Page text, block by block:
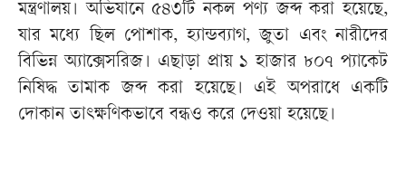
মন্ত্রণালয়। অভিযানে ৫৪৩টি নকল পণ্য জব্দ করা হয়েছে,
যার মধ্যে ছিল পোশাক, হ্যান্ডব্যাগ, জুতা এবং নারীদের
বিভিন্ন অ্যাক্সেসরিজ। এছাড়া প্রায় ১ হাজার ৮০৭ প্যাকেট
নিষিদ্ধ তামাক জব্দ করা হয়েছে। এই অপরাধে একটি
দোকান তাৎক্ষণিকভাবে বন্ধও করে দেওয়া হয়েছে।